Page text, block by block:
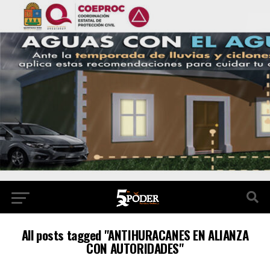
All posts tagged "ANTIHURACANES EN ALIANZA
CON AUTORIDADES"